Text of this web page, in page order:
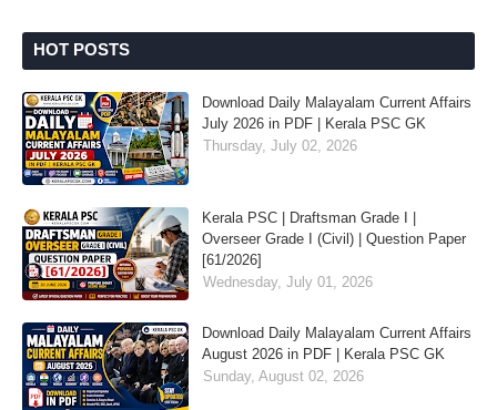
HOT POSTS
Download Daily Malayalam Current Affairs
July 2026 in PDF | Kerala PSC GK
Thursday, July 02, 2026
Kerala PSC | Draftsman Grade I |
Overseer Grade I (Civil) | Question Paper
[61/2026]
Wednesday, July 01, 2026
Download Daily Malayalam Current Affairs
August 2026 in PDF | Kerala PSC GK
Sunday, August 02, 2026